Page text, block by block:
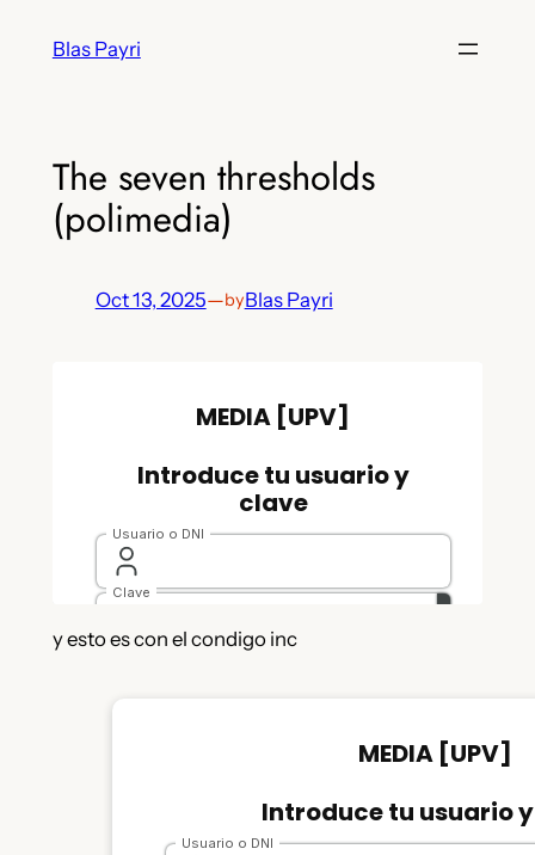
Blas Payri
The seven thresholds
(polimedia)
Oct 13, 2025—byBlas Payri
y esto es con el condigo inc